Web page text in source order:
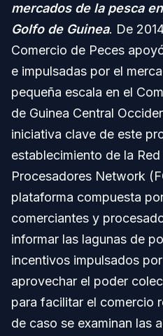
mercados de la pesca
Golfo de Guinea. De
Comercio de Peces
e impulsadas por el
pequeña escala en el
de Guinea Central
iniciativa clave de este
establecimiento de la
Procesadores Network
plataforma compuesta
comerciantes y
informar las lagunas de
incentivos impulsados
aprovechar el poder
para facilitar el comercio
de caso se examinan las